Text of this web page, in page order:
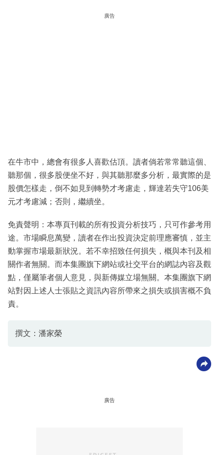
廣告
在牛市中，總會有很多人喜歡估頂。讀者倘若常常聽這個、
聽那個，很多股便坐不好，與其聽那麼多分析，最實際的是
股價怎樣走，倒不如見到轉勢才考慮走，輝達若失守106美
元才考慮減；否則，繼續坐。
免責聲明：本專頁刊載的所有投資分析技巧，只可作參考用
途。市場瞬息萬變，讀者在作出投資決定前理應審慎，並主
動掌握市場最新狀況。若不幸招致任何損失，概與本刊及相
關作者無關。而本集團旗下網站或社交平台的網誌內容及觀
點，僅屬筆者個人意見，與新傳媒立場無關。本集團旗下網
站對因上述人士張貼之資訊內容所帶來之損失或損害概不負
責。
撰文：潘家榮
廣告